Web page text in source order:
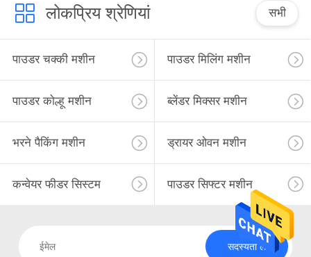
लोकप्रिय श्रेणियां सभी
पाउडर चक्की मशीन पाउडर मिलिंग मशीन
पाउडर कोल्हू मशीन ब्लेंडर मिक्सर मशीन
भरने पैकिंग मशीन ड्रायर ओवन मशीन
कन्वेयर फीडर सिस्टम पाउडर सिफ्टर मशीन
सदस्यता लें